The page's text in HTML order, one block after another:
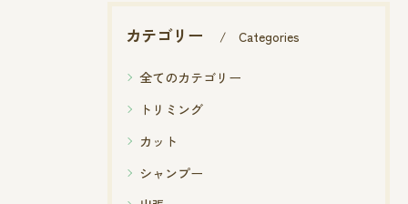
カテゴリー Categories
全てのカテゴリー
トリミング
カット
シャンプー